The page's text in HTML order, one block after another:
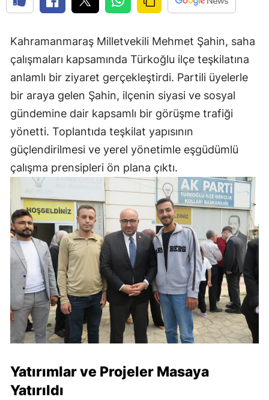
Kahramanmaraş Milletvekili Mehmet Şahin, saha
çalışmaları kapsamında Türkoğlu ilçe teşkilatına
anlamlı bir ziyaret gerçekleştirdi. Partili üyelerle
bir araya gelen Şahin, ilçenin siyasi ve sosyal
gündemine dair kapsamlı bir görüşme trafiği
yönetti. Toplantıda teşkilat yapısının
güçlendirilmesi ve yerel yönetimle eşgüdümlü
çalışma prensipleri ön plana çıktı.
Yatırımlar ve Projeler Masaya
Yatırıldı